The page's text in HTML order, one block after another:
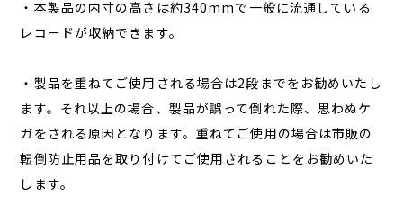
・本製品の内寸の高さは約340mmで一般に流通している
レコードが収納できます。
・製品を重ねてご使用される場合は2段までをお勧めいたし
ます。それ以上の場合、製品が誤って倒れた際、思わぬケ
ガをされる原因となります。重ねてご使用の場合は市販の
転倒防止用品を取り付けてご使用されることをお勧めいた
します。